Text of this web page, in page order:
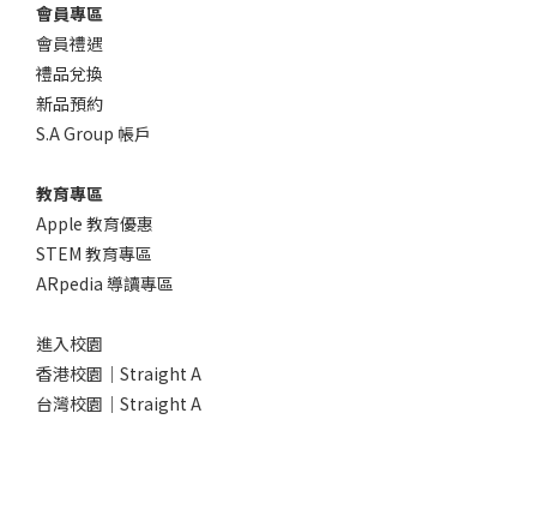
會員專區
會員禮遇
禮品兌換
新品預約
S.A Group 帳戶
教育專區
Apple 教育優惠
STEM 教育專區
ARpedia 導讀專區
進入校園
香港校園｜Straight A
台灣校園｜Straight A